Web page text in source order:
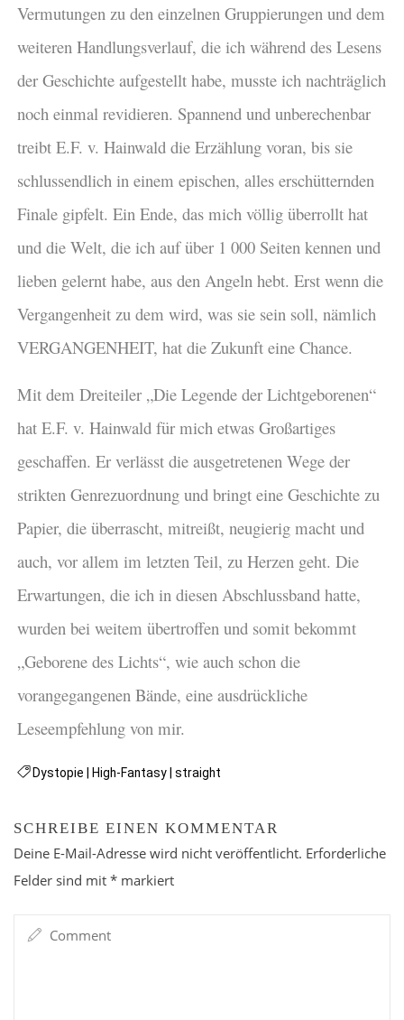
Vermutungen zu den einzelnen Gruppierungen und dem
weiteren Handlungsverlauf, die ich während des Lesens
der Geschichte aufgestellt habe, musste ich nachträglich
noch einmal revidieren. Spannend und unberechenbar
treibt E.F. v. Hainwald die Erzählung voran, bis sie
schlussendlich in einem epischen, alles erschütternden
Finale gipfelt. Ein Ende, das mich völlig überrollt hat
und die Welt, die ich auf über 1 000 Seiten kennen und
lieben gelernt habe, aus den Angeln hebt. Erst wenn die
Vergangenheit zu dem wird, was sie sein soll, nämlich
VERGANGENHEIT, hat die Zukunft eine Chance.
Mit dem Dreiteiler „Die Legende der Lichtgeborenen“
hat E.F. v. Hainwald für mich etwas Großartiges
geschaffen. Er verlässt die ausgetretenen Wege der
strikten Genrezuordnung und bringt eine Geschichte zu
Papier, die überrascht, mitreißt, neugierig macht und
auch, vor allem im letzten Teil, zu Herzen geht. Die
Erwartungen, die ich in diesen Abschlussband hatte,
wurden bei weitem übertroffen und somit bekommt
„Geborene des Lichts“, wie auch schon die
vorangegangenen Bände, eine ausdrückliche
Leseempfehlung von mir.
Dystopie High-Fantasy |straight
SCHREIBE EINEN KOMMENTAR
Deine E-Mail-Adresse wird nicht veröffentlicht. Erforderliche
Felder sind mit* markiert